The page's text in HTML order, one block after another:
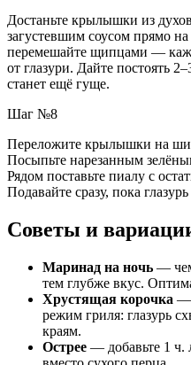
Достаньте крылышки из
загустевшим соусом прямо
перемешайте щипцами —
от глазури. Дайте постоять
станет ещё гуще.
Шаг №8
Переложите крылышки на
Посыпьте нарезанным
Рядом поставьте пиалу с
Подавайте сразу, пока
Советы и
Маринад на ночь —
тем глубже вкус.
Хрустящая корочка —
режим гриля: глазурь
краям.
Острее — добавьте 1 ч.